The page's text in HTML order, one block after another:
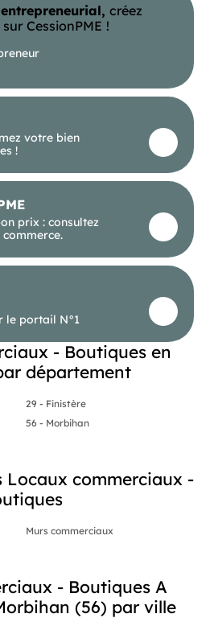
(EI). Ville du
N° 351 862 859
informations sur les
est exposé sont
:
créez
CessionPME !
votre bien
!
prix : consultez
le portail N°1
- Boutiques en
département
29 - Finistère
56 - Morbihan
Locaux commerciaux -
Murs commerciaux
- Boutiques A
(56) par ville